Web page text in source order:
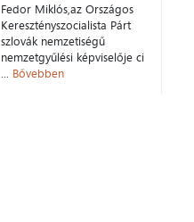
Fedor Miklós,az Országos
Keresztényszocialista Párt
szlovák nemzetiségű
nemzetgyűlési képviselője ci
... Bővebben